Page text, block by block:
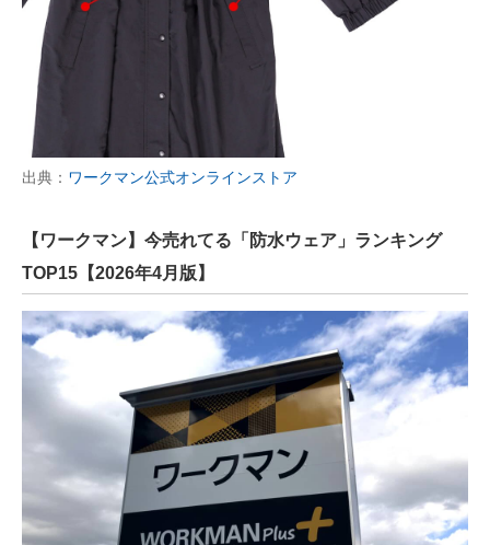
出典： ワークマン公式オンラインストア
【ワークマン】今売れてる「防水ウェア」ランキング
TOP15【2026年4月版】